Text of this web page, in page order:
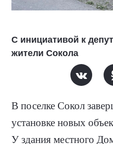
С инициативой к
жители Сокола
В поселке Сокол
установке новых
У здания местного